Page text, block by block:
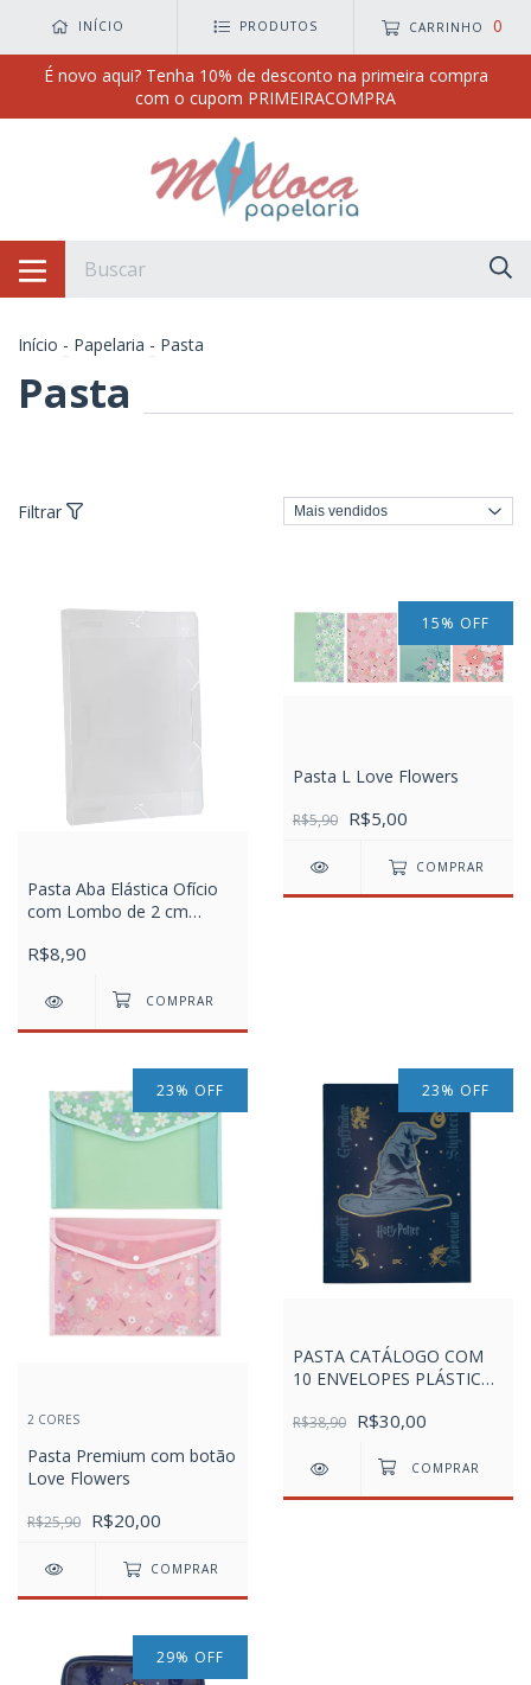
INÍCIO PRODUTOS CARRINHO 0
É novo aqui? Tenha 10% de desconto na primeira compra
com o cupom PRIMEIRACOMPRA
Início - Papelaria - Pasta
Pasta
Filtrar
Pasta Aba Elástica Ofício
com Lombo de 2 cm
R$8,90
15% OFF
Pasta L Love Flowers
R$5,90 R$5,00
COMPRAR
23% OFF
2 CORES
Pasta Premium com botão
Love Flowers
R$25,90 R$20,00
COMPRAR
23% OFF
PASTA CATÁLOGO COM
10 ENVELOPES PLÁSTICOS
R$38,90 R$30,00
29% OFF